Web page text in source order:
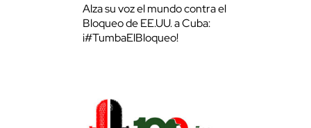
Alza su voz el mundo contra el
Bloqueo de EE.UU. a Cuba:
¡#TumbaElBloqueo!